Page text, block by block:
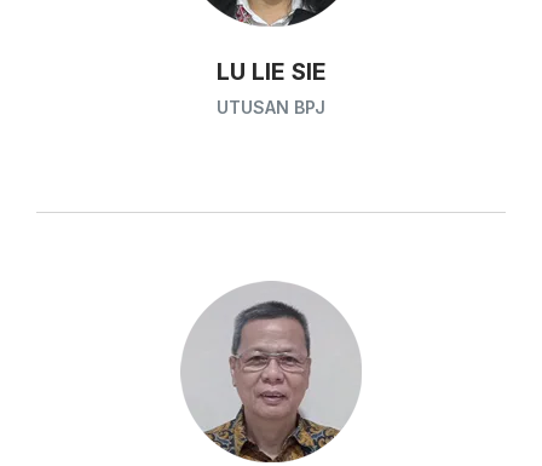
LU LIE SIE
UTUSAN BPJ